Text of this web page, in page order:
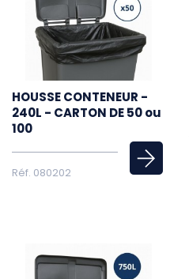
HOUSSE CONTENEUR -
240L - CARTON DE 50 ou
100
Réf. 080202